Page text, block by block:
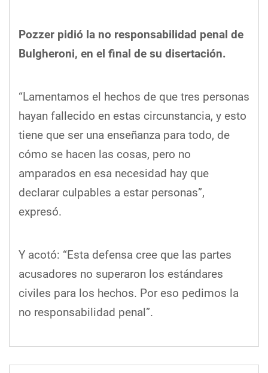
Pozzer pidió la no responsabilidad penal de
Bulgheroni, en el final de su disertación.
“Lamentamos el hechos de que tres personas
hayan fallecido en estas circunstancia, y esto
tiene que ser una enseñanza para todo, de
cómo se hacen las cosas, pero no
amparados en esa necesidad hay que
declarar culpables a estar personas”,
expresó.
Y acotó: “Esta defensa cree que las partes
acusadores no superaron los estándares
civiles para los hechos. Por eso pedimos la
no responsabilidad penal”.